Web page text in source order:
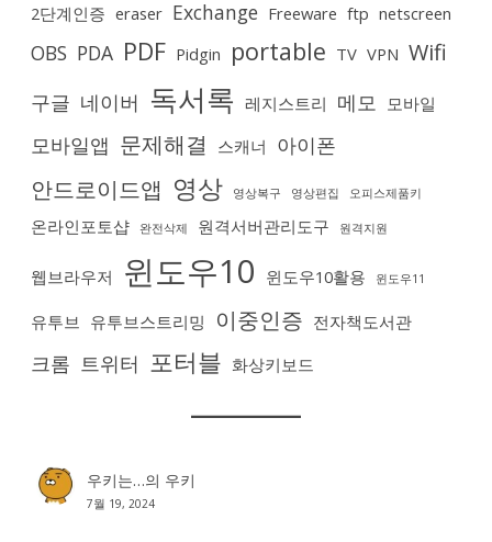
2단계인증 eraser Exchange Freeware ftp netscreen
OBS PDA PDF Pidgin portable TV VPN Wifi
구글 네이버 독서록 레지스트리 메모 모바일
모바일앱 문제해결 스캐너 아이폰
안드로이드앱 영상 영상복구 영상편집 오피스제품키
온라인포토샵 완전삭제 원격서버관리도구 원격지원
웹브라우저 윈도우10 윈도우10활용 윈도우11
유투브 유투브스트리밍 이중인증 전자책도서관
크롬 트위터 포터블 화상키보드
우키는…의 우키
7월 19, 2024